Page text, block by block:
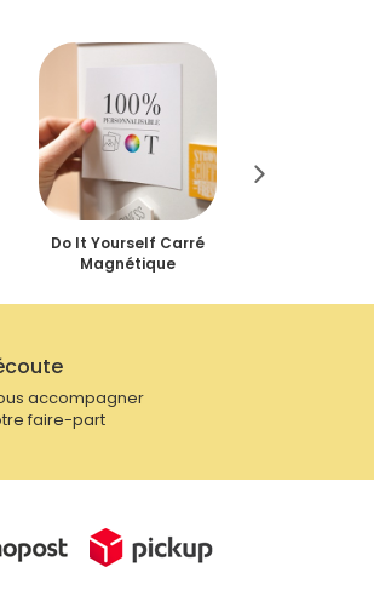
Do It Yourself Carré
Magnétique
accompagner
faire-part